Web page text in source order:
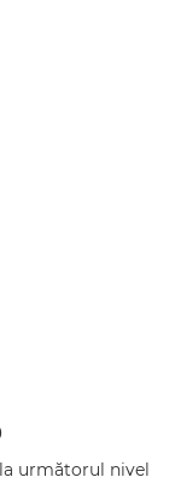
următorul nivel